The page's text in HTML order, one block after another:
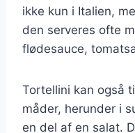
ikke kun i Italien,
den serveres ofte
flødesauce,
Tortellini kan også
måder, herunder i
en del af en salat.